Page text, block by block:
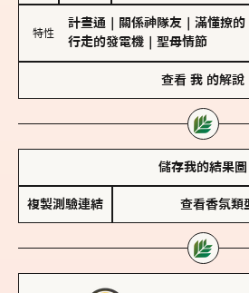
特性
計畫通 關係神隊友 滿懂撩的
行走的發電機
聖母情節
查看 我 的解說
儲存我的結果圖
複製測驗連結 查看香氛類